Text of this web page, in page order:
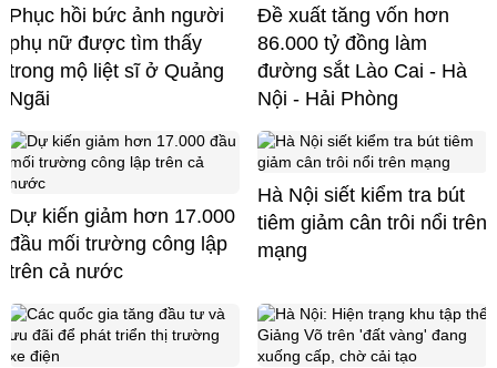
Phục hồi bức ảnh người
phụ nữ được tìm thấy
trong mộ liệt sĩ ở Quảng
Ngãi
Đề xuất tăng vốn hơn
86.000 tỷ đồng làm
đường sắt Lào Cai - Hà
Nội - Hải Phòng
Dự kiến giảm hơn 17.000
đầu mối trường công lập
trên cả nước
Hà Nội siết kiểm tra bút
tiêm giảm cân trôi nổi trên
mạng